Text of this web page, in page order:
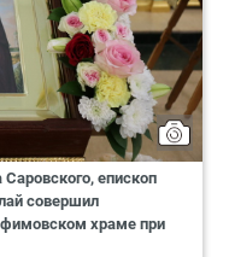
епископ
совершил
храме при